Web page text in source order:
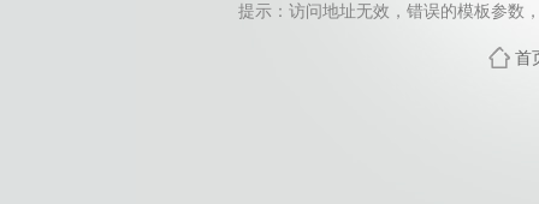
提示：访问地址无效，错误的模板参数
首